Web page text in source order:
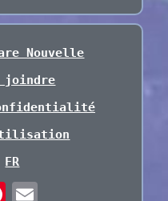
Nouvelle
joindre
FR